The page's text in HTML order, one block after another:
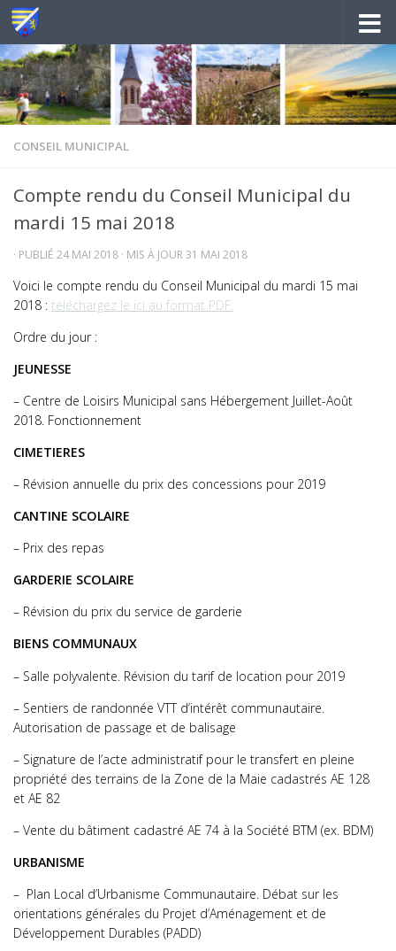
Au dessous du contenu
CONSEIL MUNICIPAL
Compte rendu du Conseil Municipal du
mardi 15 mai 2018
· PUBLIÉ 24 MAI 2018 · MIS À JOUR31 MAI 2018
Voici le compte rendu du Conseil Municipal du mardi 15 mai
2018 : téléchargez le ici au format PDF.
Ordre du jour :
JEUNESSE
– Centre de Loisirs Municipal sans Hébergement Juillet-Août
2018. Fonctionnement
CIMETIERES
– Révision annuelle du prix des concessions pour 2019
CANTINE SCOLAIRE
– Prix des repas
GARDERIE SCOLAIRE
– Révision du prix du service de garderie
BIENS COMMUNAUX
– Salle polyvalente. Révision du tarif de location pour 2019
– Sentiers de randonnée VTT d’intérêt communautaire.
Autorisation de passage et de balisage
– Signature de l’acte administratif pour le transfert en pleine
propriété des terrains de la Zone de la Maie cadastrés AE 128
et AE 82
– Vente du bâtiment cadastré AE 74 à la Société BTM (ex. BDM)
URBANISME
– Plan Local d’Urbanisme Communautaire. Débat sur les
orientations générales du Projet d’Aménagement et de
Développement Durables (PADD)